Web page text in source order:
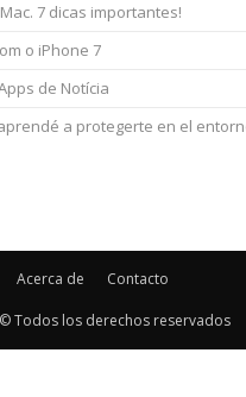
7 dicas importantes!
o iPhone 7
de Notícia
a protegerte en el
Acerca de Contacto
Todos los derechos reservados